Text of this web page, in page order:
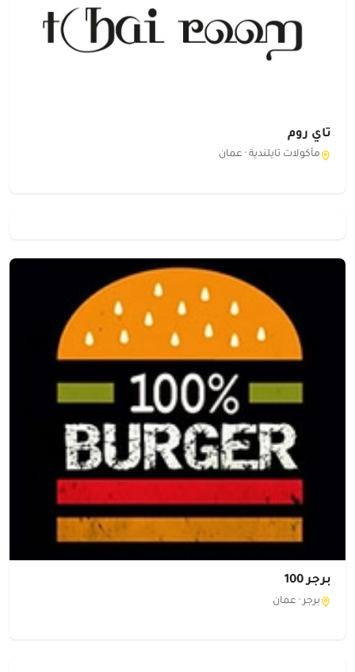
تاي روم
مأكولات تايلندية · عمان
برجر 100
برجر · عمان